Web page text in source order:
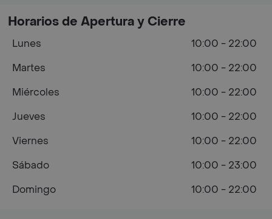
Horarios de Apertura y Cierre
Lunes
10:00 - 22:00
Martes
10:00 - 22:00
Miércoles
10:00 - 22:00
Jueves
10:00 - 22:00
Viernes
10:00 - 22:00
Sábado
10:00 - 23:00
Domingo
10:00 - 22:00